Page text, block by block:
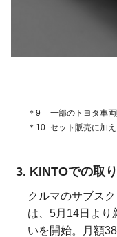
＊9
一部のトヨタ車
＊10 セット販売に加
KINTOでの取
クルマのサブス
は、5月14日より
いを開始。月額